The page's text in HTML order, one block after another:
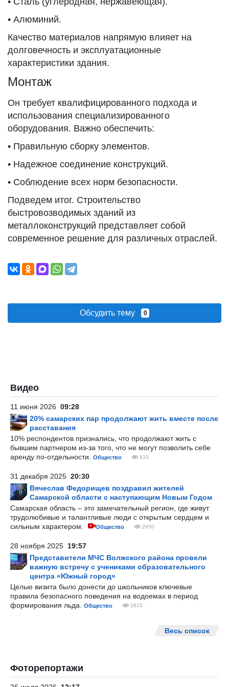
• Алюминий.
Качество материалов напрямую влияет на
долговечность и эксплуатационные
характеристики здания.
Монтаж
Он требует квалифицированного подхода и
использования специализированного
оборудования. Важно обеспечить:
• Правильную сборку элементов.
• Надежное соединение конструкций.
• Соблюдение всех норм безопасности.
Подведем итог. Строительство
быстровозводимых зданий из
металлоконструкций представляет собой
современное решение для различных отраслей.
Обсудить тему 0
Видео
11 июня 2026 09:28
20% самарских пар продолжают жить вместе после
расставания
10% респондентов признались, что продолжают жить с
бывшим партнером из-за того, что не могут позволить себе
аренду по-отдельности.
Общество 833
31 декабря 2025 20:30
Вячеслав Федорищев поздравил жителей
Самарской области с наступающим Новым Годом
Самарская область – это замечательный регион, где живут
трудолюбивые и талантливые люди с открытым сердцем и
сильным характером.
Общество 2650
28 ноября 2025 19:57
Представители МЧС Волжского района провели
важную встречу с учениками образовательного
центра «Южный город»
Целью визита было донести до школьников ключевые
правила безопасного поведения на водоемах в период
формирования льда.
Общество 2823
Весь список
Фоторепортажи